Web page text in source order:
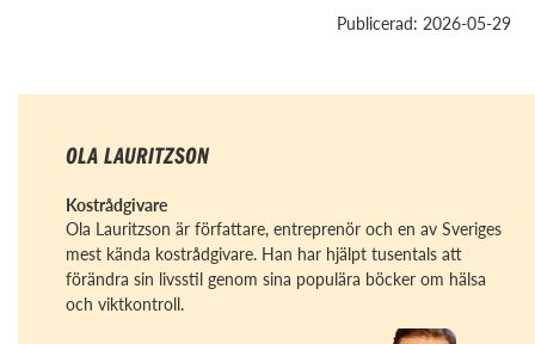
Publicerad: 2026-05-29
OLA LAURITZSON
Kostrådgivare
Ola Lauritzson är författare, entreprenör och en av Sveriges
mest kända kostrådgivare. Han har hjälpt tusentals att
förändra sin livsstil genom sina populära böcker om hälsa
och viktkontroll.